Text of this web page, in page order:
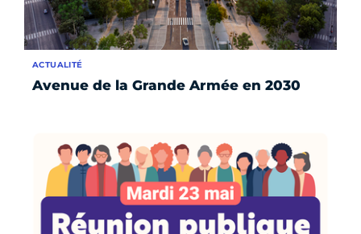
Avenue de la Grande Armée en 2030
ACTUALITÉ